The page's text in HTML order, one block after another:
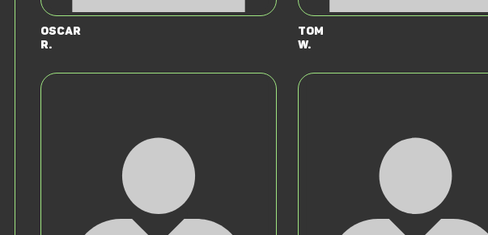
Oscar
R.
Tom
W.